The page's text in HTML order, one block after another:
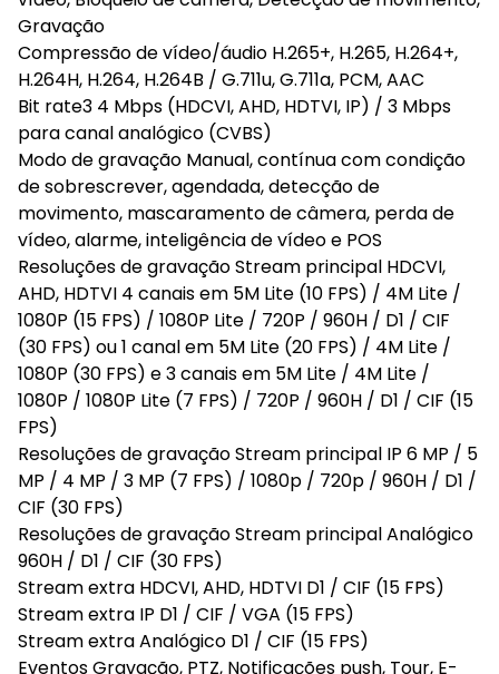
Gravação
Compressão de vídeo/áudio H.265+, H.265, H.264+,
H.264H, H.264, H.264B / G.711u, G.711a, PCM, AAC
Bit rate3 4 Mbps (HDCVI, AHD, HDTVI, IP) / 3 Mbps
para canal analógico (CVBS)
Modo de gravação Manual, contínua com condição
de sobrescrever, agendada, detecção de
movimento, mascaramento de câmera, perda de
vídeo, alarme, inteligência de vídeo e POS
Resoluções de gravação Stream principal HDCVI,
AHD, HDTVI 4 canais em 5M Lite (10 FPS) / 4M Lite /
1080P (15 FPS) / 1080P Lite / 720P / 960H / D1 / CIF
(30 FPS) ou 1 canal em 5M Lite (20 FPS) / 4M Lite /
1080P (30 FPS) e 3 canais em 5M Lite / 4M Lite /
1080P / 1080P Lite (7 FPS) / 720P / 960H / D1 / CIF (15
FPS)
Resoluções de gravação Stream principal IP 6 MP / 5
MP / 4 MP / 3 MP (7 FPS) / 1080p / 720p / 960H / D1 /
CIF (30 FPS)
Resoluções de gravação Stream principal Analógico
960H / D1 / CIF (30 FPS)
Stream extra HDCVI, AHD, HDTVI D1 / CIF (15 FPS)
Stream extra IP D1 / CIF / VGA (15 FPS)
Stream extra Analógico D1 / CIF (15 FPS)
Eventos Gravação, PTZ, Notificações push, Tour, E-